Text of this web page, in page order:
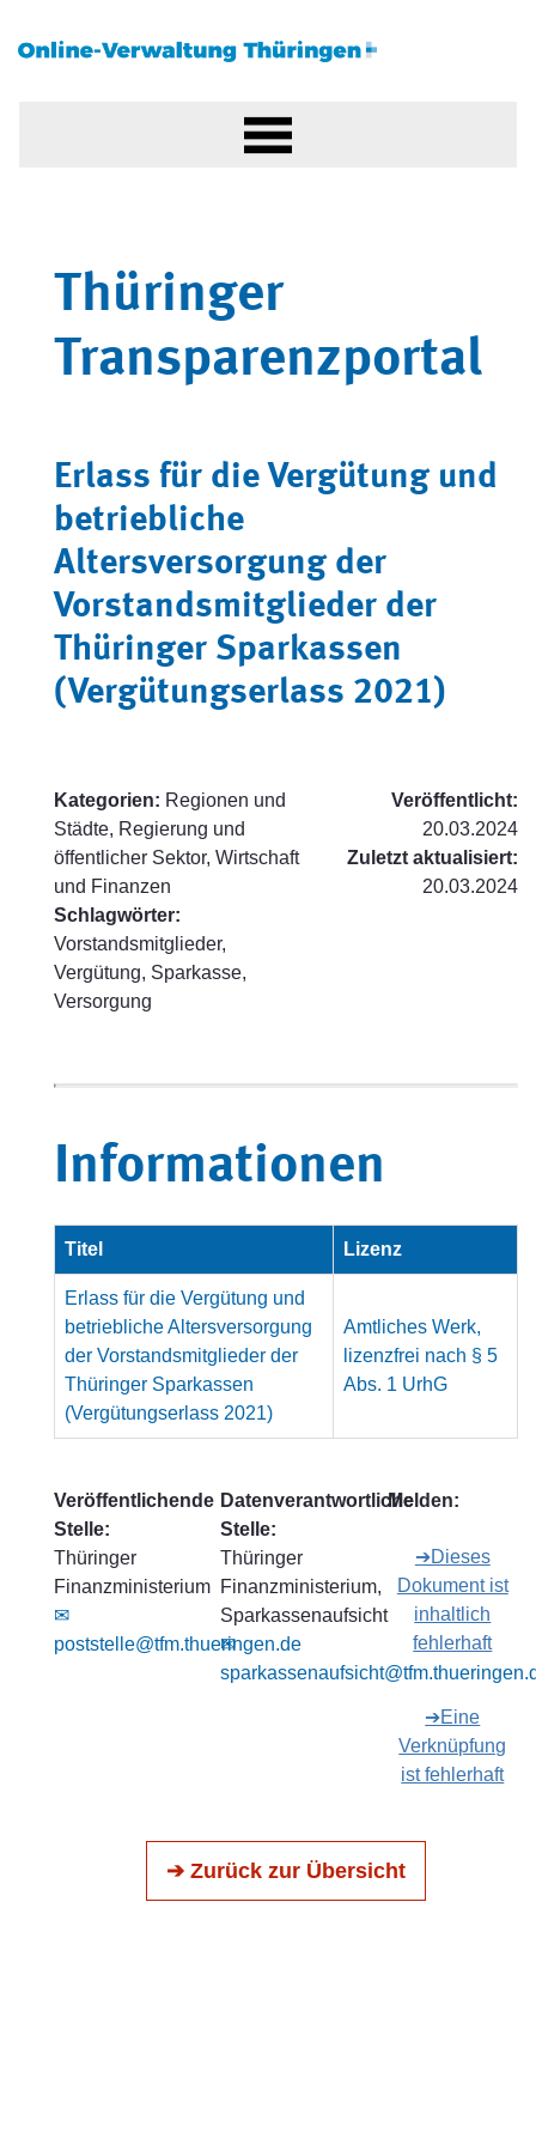
Thüringer
Transparenzportal
Erlass für die Vergütung und
betriebliche
Altersversorgung der
Vorstandsmitglieder der
Thüringer Sparkassen
(Vergütungserlass 2021)
Kategorien: Regionen und
Städte, Regierung und
öffentlicher Sektor, Wirtschaft
und Finanzen
Schlagwörter:
Vorstandsmitglieder,
Vergütung, Sparkasse,
Versorgung
Veröffentlicht:
20.03.2024
Zuletzt aktualisiert:
20.03.2024
Informationen
Titel Lizenz
Erlass für die Vergütung und
betriebliche Altersversorgung
der Vorstandsmitglieder der
Thüringer Sparkassen
(Vergütungserlass 2021)
Amtliches Werk,
lizenzfrei nach § 5
Abs. 1 UrhG
Veröffentlichende
Stelle:
Thüringer
Finanzministerium
✉
poststelle@tfm.thueringen.de
Datenverantwortliche
Stelle:
Thüringer
Finanzministerium,
Sparkassenaufsicht
✉
Melden:
➔Dieses
Dokument ist
inhaltlich
fehlerhaft
➔Eine
Verknüpfung
ist fehlerhaft
➔ Zurück zur Übersicht